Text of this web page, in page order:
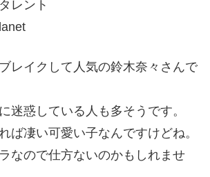
レント
レイクして人気の鈴木奈々さんで
迷惑している人も多そうです。
ば凄い可愛い子なんですけどね。
なので仕方ないのかもしれませ